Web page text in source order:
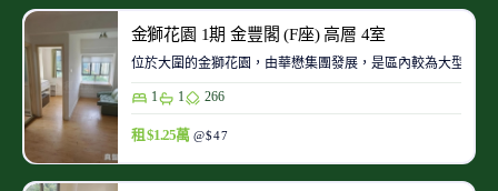
金獅花園 1期 金豐閣 (F座) 高層 4室
位於大圍的金獅花園，由華懋集團發展，是區內較為大型的
1 1 266
租 $1.25萬 @$47